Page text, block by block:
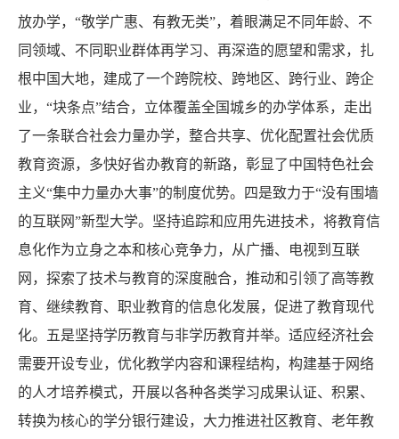
放办学，“敬学广惠、有教无类”，着眼满足不同年龄、不
同领域、不同职业群体再学习、再深造的愿望和需求，扎
根中国大地，建成了一个跨院校、跨地区、跨行业、跨企
业，“块条点”结合，立体覆盖全国城乡的办学体系，走出
了一条联合社会力量办学，整合共享、优化配置社会优质
教育资源，多快好省办教育的新路，彰显了中国特色社会
主义“集中力量办大事”的制度优势。四是致力于“没有围墙
的互联网”新型大学。坚持追踪和应用先进技术，将教育信
息化作为立身之本和核心竞争力，从广播、电视到互联
网，探索了技术与教育的深度融合，推动和引领了高等教
育、继续教育、职业教育的信息化发展，促进了教育现代
化。五是坚持学历教育与非学历教育并举。适应经济社会
需要开设专业，优化教学内容和课程结构，构建基于网络
的人才培养模式，开展以各种各类学习成果认证、积累、
转换为核心的学分银行建设，大力推进社区教育、老年教